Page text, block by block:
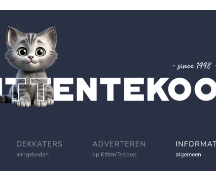
DEKKATERS
aangeboden
ADVERTEREN
op KittenTeKoop algemeen